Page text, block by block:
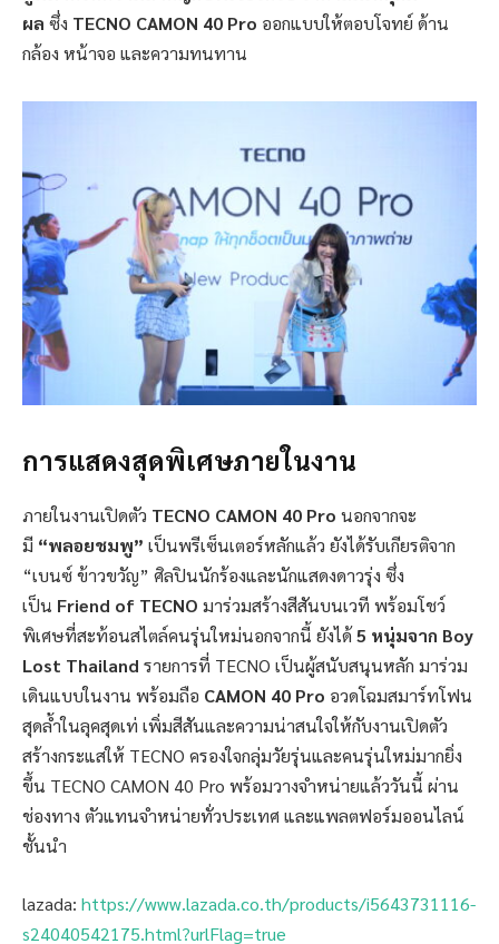
ผล ซึ่ง TECNO CAMON 40 Pro ออกแบบให้ตอบโจทย์ ด้าน
กล้อง หน้าจอ และความทนทาน
การแสดงสุดพิเศษภายในงาน
ภายในงานเปิดตัว TECNO CAMON 40 Pro นอกจากจะ
มี “พลอยชมพู” เป็นพรีเซ็นเตอร์หลักแล้ว ยังได้รับเกียรติจาก
“เบนซ์ ข้าวขวัญ” ศิลปินนักร้องและนักแสดงดาวรุ่ง ซึ่ง
เป็น Friend of TECNO มาร่วมสร้างสีสันบนเวที พร้อมโชว์
พิเศษที่สะท้อนสไตล์คนรุ่นใหม่นอกจากนี้ ยังได้5 หนุ่มจาก Boy
Lost Thailand รายการที่ TECNO เป็นผู้สนับสนุนหลัก มาร่วม
เดินแบบในงาน พร้อมถือ CAMON 40 Pro อวดโฉมสมาร์ทโฟน
สุดล้ำในลุคสุดเท่ เพิ่มสีสันและความน่าสนใจให้กับงานเปิดตัว
สร้างกระแสให้ TECNO ครองใจกลุ่มวัยรุ่นและคนรุ่นใหม่มากยิ่ง
ขึ้น TECNO CAMON 40 Pro พร้อมวางจำหน่ายแล้ววันนี้ ผ่าน
ช่องทาง ตัวแทนจำหน่ายทั่วประเทศ และแพลตฟอร์มออนไลน์
ชั้นนำ
lazada: https://www.lazada.co.th/products/i5643731116-
s24040542175.html?urlFlag=true